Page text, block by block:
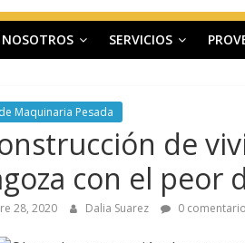
NOSOTROS SERVICIOS
Maquinaria Pesada
de
con el peor
28, 2020 Dalia Suarez 0